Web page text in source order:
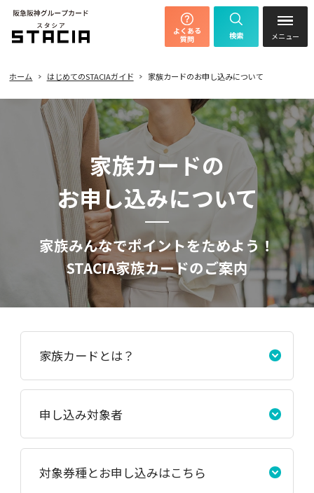
よくある
質問 検索
ホーム はじめてのSTACIAガイド 家族カードのお申し込みについて
家族カードの
お申し込みについて
家族みんなでポイントをためよう！
STACIA家族カードのご案内
家族カードとは？
申し込み対象者
対象券種とお申し込みはこちら